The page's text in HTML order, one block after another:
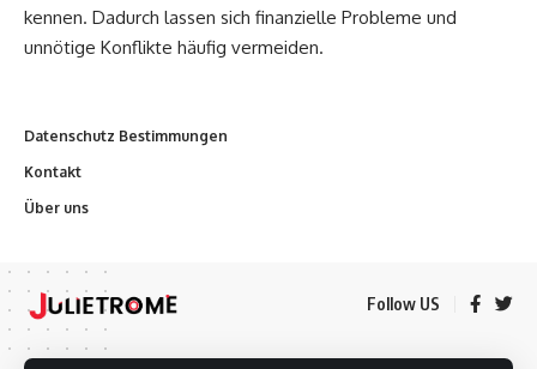
kennen. Dadurch lassen sich finanzielle Probleme und
unnötige Konflikte häufig vermeiden.
Datenschutz Bestimmungen
Kontakt
Über uns
Follow US